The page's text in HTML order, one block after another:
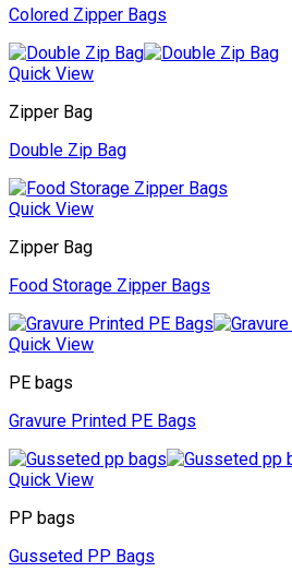
Colored Zipper Bags
Quick View
Zipper Bag
Double Zip Bag
Quick View
Zipper Bag
Food Storage Zipper Bags
Quick View
PE bags
Gravure Printed PE Bags
Quick View
PP bags
Gusseted PP Bags